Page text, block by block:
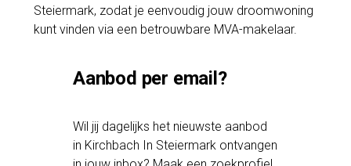
Steiermark, zodat je eenvoudig jouw droomwoning
kunt vinden via een betrouwbare MVA-makelaar.
Aanbod per email?
Wil jij dagelijks het nieuwste aanbod
in Kirchbach In Steiermark ontvangen